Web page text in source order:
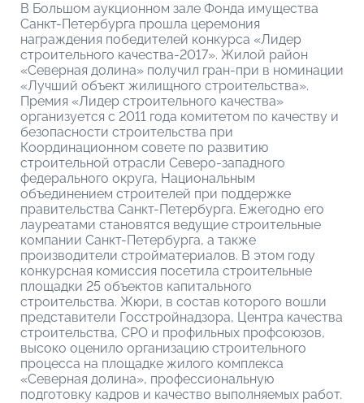
В Большом аукционном зале Фонда имущества
Санкт-Петербурга прошла церемония
награждения победителей конкурса «Лидер
строительного качества-2017». Жилой район
«Северная долина» получил гран-при в номинации
«Лучший объект жилищного строительства».
Премия «Лидер строительного качества»
организуется с 2011 года комитетом по качеству и
безопасности строительства при
Координационном совете по развитию
строительной отрасли Северо-западного
федерального округа, Национальным
объединением строителей при поддержке
правительства Санкт-Петербурга. Ежегодно его
лауреатами становятся ведущие строительные
компании Санкт-Петербурга, а также
производители стройматериалов. В этом году
конкурсная комиссия посетила строительные
площадки 25 объектов капитального
строительства. Жюри, в состав которого вошли
представители Госстройнадзора, Центра качества
строительства, СРО и профильных профсоюзов,
высоко оценило организацию строительного
процесса на площадке жилого комплекса
«Северная долина», профессиональную
подготовку кадров и качество выполняемых работ.